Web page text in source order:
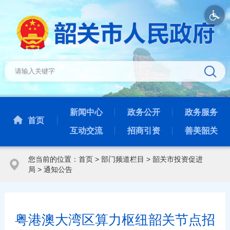
首页
新闻中心 政务公开 政务服务
互动交流 招商引资 善美韶关
您当前的位置： 首页> 部门频道栏目 > 韶关市投资促进
局 > 通知公告
粤港澳大湾区算力枢纽韶关节点招